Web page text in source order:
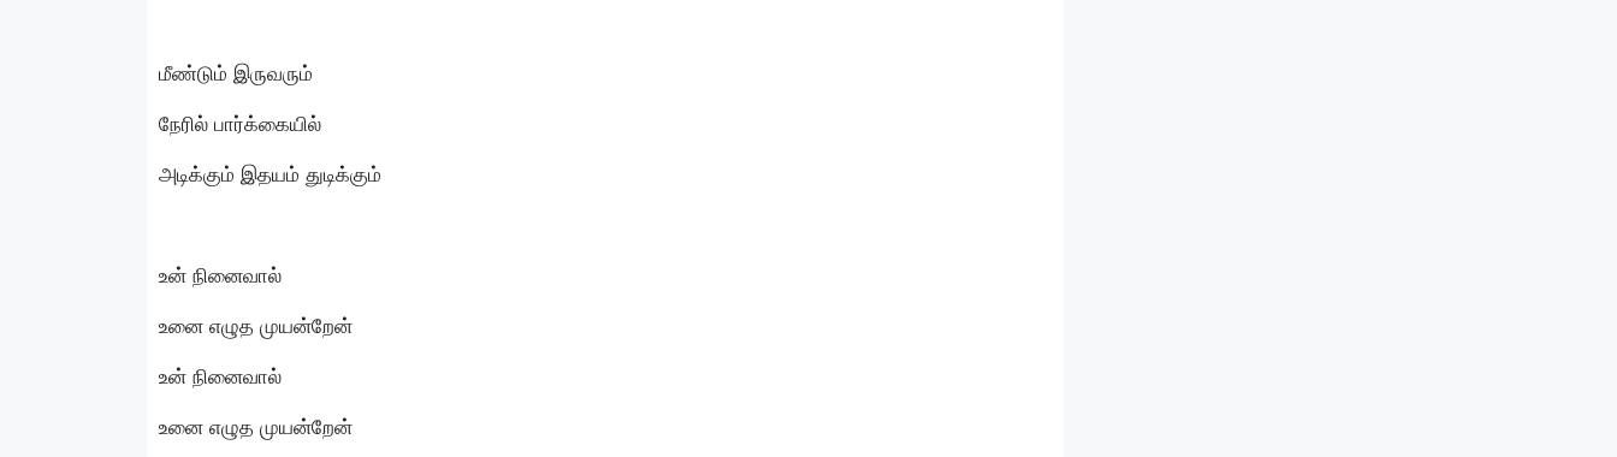
மீண்டும் இருவரும்
நேரில் பார்க்கையில்
அடிக்கும் இதயம் துடிக்கும்
உன் நினைவால்
உனை எழுத முயன்றேன்
உன் நினைவால்
உனை எழுத முயன்றேன்